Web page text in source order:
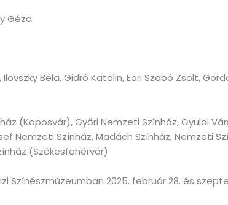
Géza
Béla, Gidró Katalin, Eöri Szabó Zsolt,
(Kaposvár), Győri Nemzeti Színház, Gyulai
Nemzeti Színház, Madách Színház, Nemzeti
(Székesfehérvár)
Színészmúzeumban 2025. február 28. és